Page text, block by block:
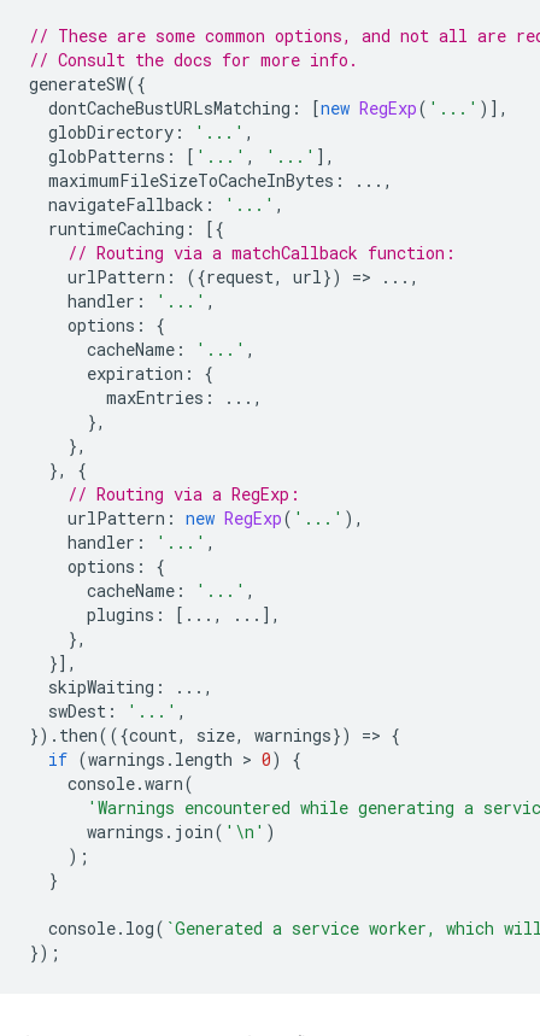
// These are some common options, and not all are
// Consult the docs for more info.
generateSW({
dontCacheBustURLsMatching : [new RegExp( '...' )],
globDirectory : '...' ,
globPatterns : [ '...' , '...' ],
maximumFileSizeToCacheInBytes :
...,
navigateFallback : '...' ,
runtimeCaching :
[{
// Routing via a matchCallback function:
urlPattern : ({request, url}) =>
...,
handler : '...' ,
options :
{
cacheName : '...' ,
expiration :
{
maxEntries :
...,
},
},
},
{
// Routing via a RegExp:
urlPattern : new RegExp( '...' ),
handler : '...' ,
options :
{
cacheName : '...' ,
plugins : [...,
...],
},
}],
skipWaiting :
...,
swDest : '...' ,
}). then(({count, size, warnings}) => {
if (warnings . length > 0)
{
console.warn(
'Warnings encountered while generating a
warnings . join( '\n' )
);
}
console. log( `Generated a service worker, which
});